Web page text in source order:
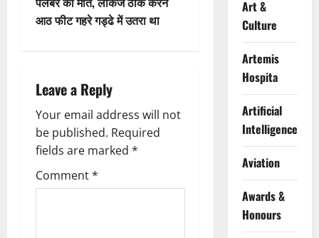
n
v
i
g
a
t
आठ फीट गहरे गड्ढे में उतरा था
Leave a Reply
Your email address will not
be published. Required
fields are marked *
Comment*
Art &
Culture
Artemis
Hospita
Artificial
Intelligence
Aviation
Awards &
Honours